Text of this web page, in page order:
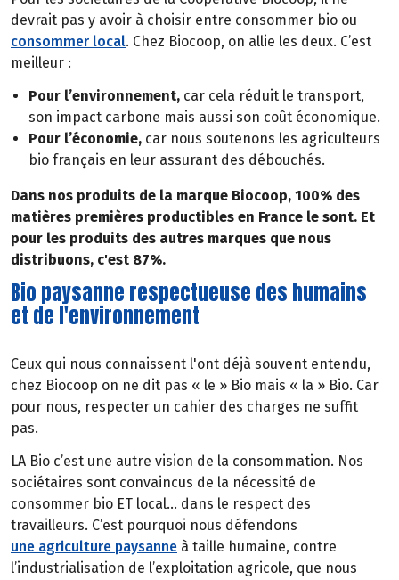
devrait pas y avoir à choisir entre consommer bio ou
consommer local. Chez Biocoop, on allie les deux. C’est
meilleur :
Pour l’environnement, car cela réduit le transport,
son impact carbone mais aussi son coût économique.
Pour l’économie, car nous soutenons les agriculteurs
bio français en leur assurant des débouchés.
Dans nos produits de la marque Biocoop, 100% des
matières premières productibles en France le sont. Et
pour les produits des autres marques que nous
distribuons, c'est 87%.
Bio paysanne respectueuse des humains
et de l'environnement
Ceux qui nous connaissent l'ont déjà souvent entendu,
chez Biocoop on ne dit pas « le » Bio mais « la » Bio. Car
pour nous, respecter un cahier des charges ne suffit
pas.
LA Bio c’est une autre vision de la consommation. Nos
sociétaires sont convaincus de la nécessité de
consommer bio ET local… dans le respect des
travailleurs. C’est pourquoi nous défendons
une agriculture paysanne à taille humaine, contre
l’industrialisation de l’exploitation agricole, que nous